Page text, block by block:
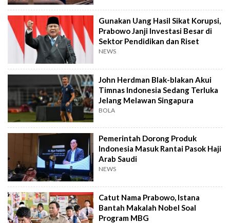
Gunakan Uang Hasil Sikat Korupsi,
Prabowo Janji Investasi Besar di
Sektor Pendidikan dan Riset
NEWS
John Herdman Blak-blakan Akui
Timnas Indonesia Sedang Terluka
Jelang Melawan Singapura
BOLA
Pemerintah Dorong Produk
Indonesia Masuk Rantai Pasok Haji
Arab Saudi
NEWS
Catut Nama Prabowo, Istana
Bantah Makalah Nobel Soal
Program MBG